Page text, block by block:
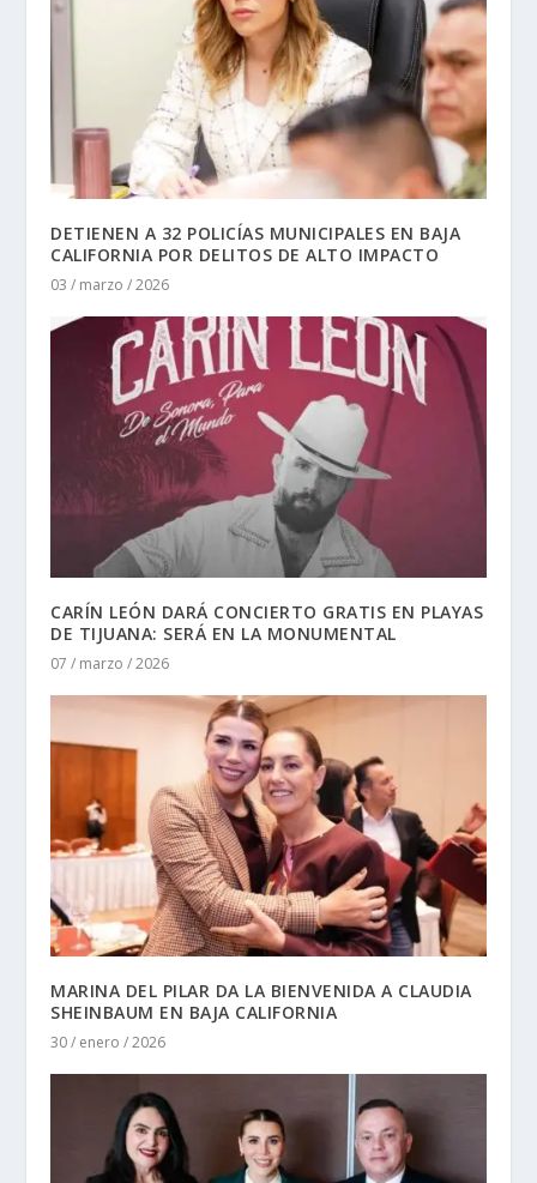
DETIENEN A 32 POLICÍAS MUNICIPALES EN BAJA
CALIFORNIA POR DELITOS DE ALTO IMPACTO
03 / marzo / 2026
CARÍN LEÓN DARÁ CONCIERTO GRATIS EN PLAYAS
DE TIJUANA: SERÁ EN LA MONUMENTAL
07 / marzo / 2026
MARINA DEL PILAR DA LA BIENVENIDA A CLAUDIA
SHEINBAUM EN BAJA CALIFORNIA
30 / enero / 2026